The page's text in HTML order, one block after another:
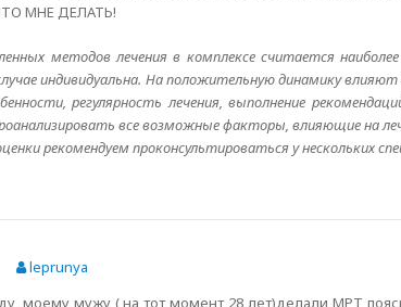
МНЕ ДЕЛАТЬ!
методов лечения в комплексе считается
индивидуальна. На положительную динамику
регулярность лечения, выполнение
все возможные факторы, влияющие на
рекомендуем проконсультироваться у нескольких
leprunya
моему мужу ( на тот момент 28 лет)делали МРТ